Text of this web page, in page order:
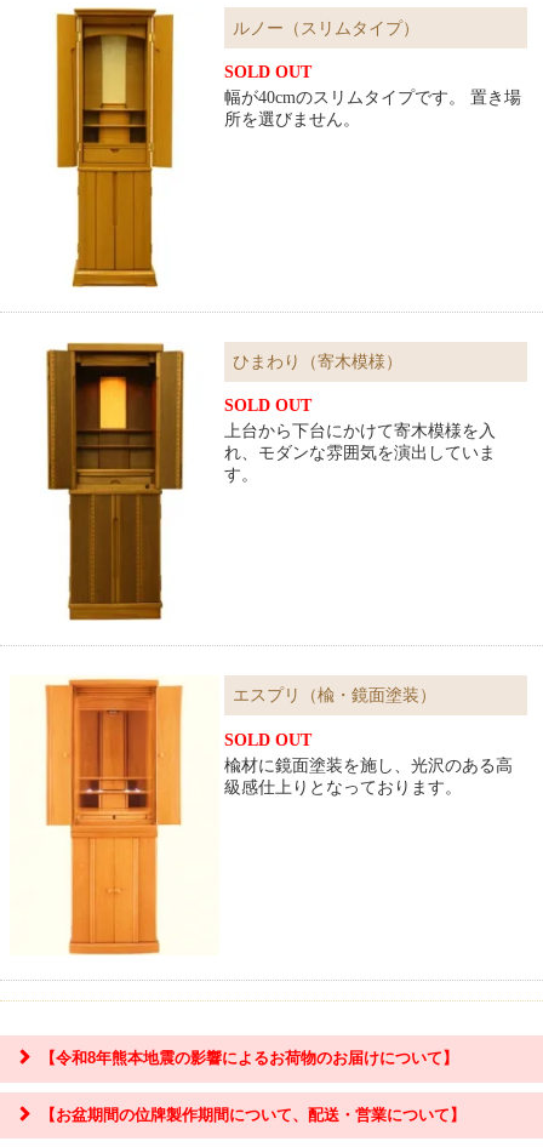
ルノー（スリムタイプ）
SOLD OUT
幅が40cmのスリムタイプです。 置き場
所を選びません。
ひまわり（寄木模様）
SOLD OUT
上台から下台にかけて寄木模様を入
れ、モダンな雰囲気を演出していま
す。
エスプリ（楡・鏡面塗装）
SOLD OUT
楡材に鏡面塗装を施し、光沢のある高
級感仕上りとなっております。
【令和8年熊本地震の影響によるお荷物のお届けについて】
【お盆期間の位牌製作期間について、配送・営業について】